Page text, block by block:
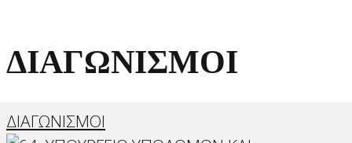
ΔΙΑΓΩΝΙΣΜΟΙ
ΔΙΑΓΩΝΙΣΜΟΙ